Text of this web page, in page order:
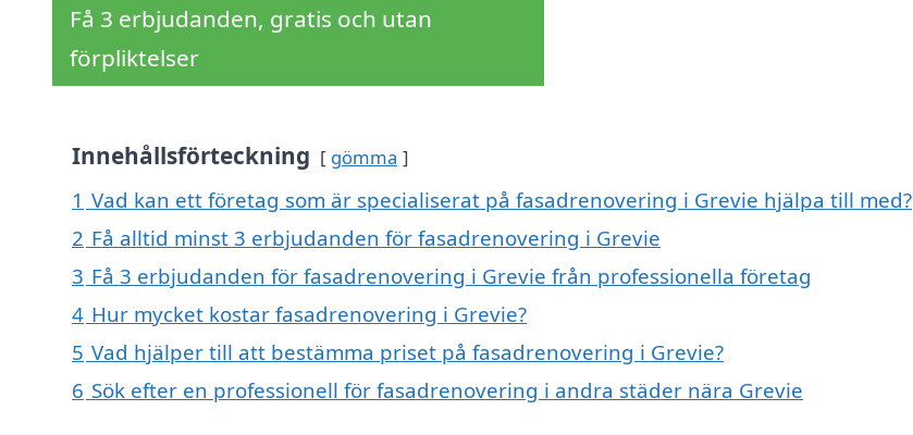
Få 3 erbjudanden, gratis och utan
förpliktelser
Innehållsförteckning gömma
1 Vad kan ett företag som är specialiserat på fasadrenovering i Grevie hjälpa till med?
2 Få alltid minst 3 erbjudanden för fasadrenovering i Grevie
3 Få 3 erbjudanden för fasadrenovering i Grevie från professionella företag
4 Hur mycket kostar fasadrenovering i Grevie?
5 Vad hjälper till att bestämma priset på fasadrenovering i Grevie?
6 Sök efter en professionell för fasadrenovering i andra städer nära Grevie